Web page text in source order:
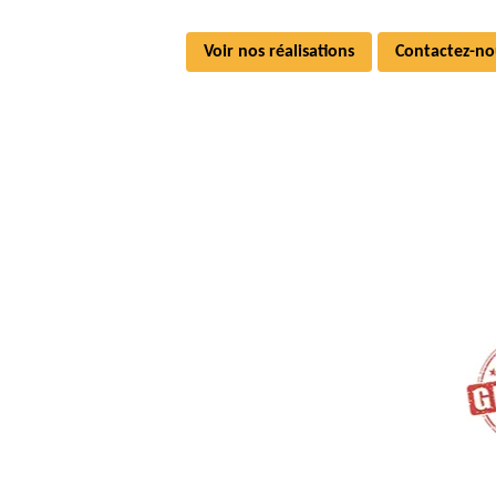
Voir nos réalisations Contactez-